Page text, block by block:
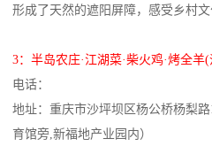
形成了天然的遮阳屏障，感受乡村文
3：半岛农庄·江湖菜·柴火鸡·烤全羊
电话：
地址：重庆市沙坪坝区杨公桥杨梨
育馆旁,新福地产业园内）